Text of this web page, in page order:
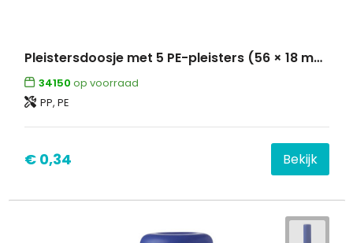
Pleistersdoosje met 5 PE-pleisters (56 × 18 mm)
34150 op voorraad
PP, PE
€ 0,34 Bekijk